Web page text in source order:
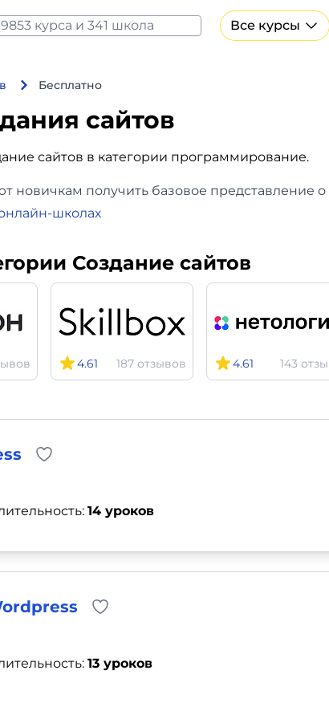
Все курсы
Бесплатно
сайтов
сайтов в категории программирование.
новичкам получить базовое представление
школах
Создание сайтов
4.61 187 отзывов 4.61 143
14 уроков
13 уроков
Бесплатно